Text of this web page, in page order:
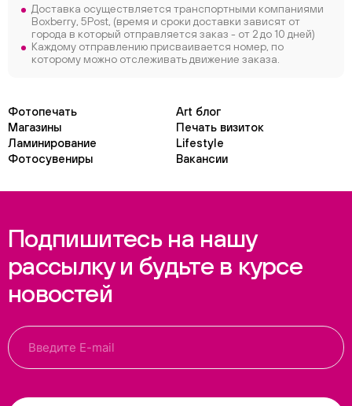
Доставка осуществляется транспортными компаниями
Boxberry, 5Post, (время и сроки доставки зависят от
города в который отправляется заказ - от 2 до 10 дней)
Каждому отправлению присваивается номер, по
которому можно отслеживать движение заказа.
Фотопечать
Art блог
Магазины
Печать визиток
Ламинирование
Lifestyle
Фотосувениры
Вакансии
Подпишитесь на нашу
рассылку и будьте в курсе
новостей